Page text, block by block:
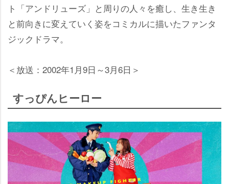
ト「アンドリューズ」と周りの人々を癒し、生き生き
と前向きに変えていく姿をコミカルに描いたファンタ
ジックドラマ。
＜放送：2002年1月9日～3月6日＞
すっぴんヒーロー